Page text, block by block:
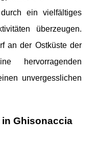
ein vielfältiges
überzeugen.
an der Ostküste der
hervorragenden
unvergesslichen
in Ghisonaccia